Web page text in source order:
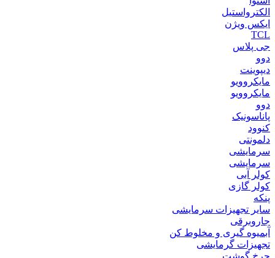
الکترواستیل
ایکس ویژن
TCL
جی پلاس
دوو
دیپوینت
مایکروویو
مایکروویو
دوو
پاناسونیک
کنوود
دلمونتی
سرمایشی
سرمایشی
کولر آبی
کولر گازی
پنکه
سایر تجهیزات سرمایشی
جاروبرقی
آبمیوه گیری و مخلوط کن
تجهیزات گرمایشی
چرخ گوشت